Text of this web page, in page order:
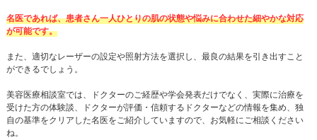
名医であれば、患者さん一人ひとりの肌の状態や悩みに合わせた細やかな対応
が可能です。
また、適切なレーザーの設定や照射方法を選択し、最良の結果を引き出すこと
ができるでしょう。
美容医療相談室では、ドクターのご経歴や学会発表だけでなく、実際に治療を
受けた方の体験談、ドクターが評価・信頼するドクターなどの情報を集め、独
自の基準をクリアした名医をご紹介していますので、お気軽にご相談ください
ね。